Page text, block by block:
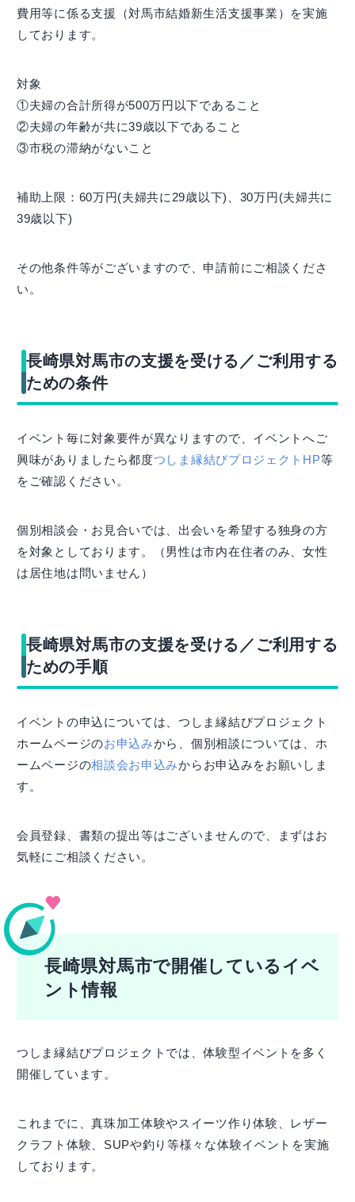
費用等に係る支援（対馬市結婚新生活支援事業）を実施
しております。
対象
①夫婦の合計所得が500万円以下であること
②夫婦の年齢が共に39歳以下であること
③市税の滞納がないこと
補助上限：60万円(夫婦共に29歳以下)、30万円(夫婦共に
39歳以下)
その他条件等がございますので、申請前にご相談くださ
い。
長崎県対馬市の支援を受ける／ご利用する
ための条件
イベント毎に対象要件が異なりますので、イベントへご
興味がありましたら都度つしま縁結びプロジェクトHP等
をご確認ください。
個別相談会・お見合いでは、出会いを希望する独身の方
を対象としております。（男性は市内在住者のみ、女性
は居住地は問いません）
長崎県対馬市の支援を受ける／ご利用する
ための手順
イベントの申込については、つしま縁結びプロジェクト
ホームページのお申込みから、個別相談については、ホ
ームページの相談会お申込みからお申込みをお願いしま
す。
会員登録、書類の提出等はございませんので、まずはお
気軽にご相談ください。
長崎県対馬市で開催しているイベ
ント情報
つしま縁結びプロジェクトでは、体験型イベントを多く
開催しています。
これまでに、真珠加工体験やスイーツ作り体験、レザー
クラフト体験、SUPや釣り等様々な体験イベントを実施
しております。